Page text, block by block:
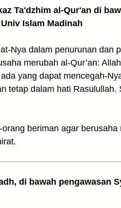
Ta'dzhim al-Qur'an di
Islam Madinah
Nya dalam penurunan dan
merubah al-Qur’an:
yang dapat mencegah-
tetap dalam hati
beriman agar
di bawah pengawasan